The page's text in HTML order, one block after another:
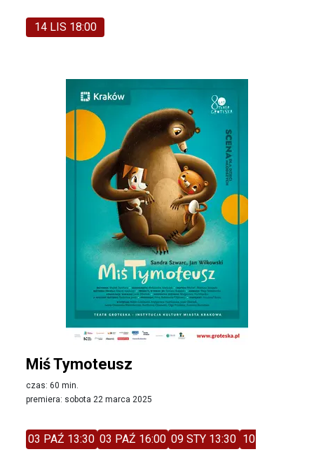
14 LIS 18:00
Miś Tymoteusz
czas: 60 min.
premiera: sobota 22 marca 2025
03 PAŹ 13:30 03 PAŹ 16:00 09 STY 13:30 10 STY 11:00